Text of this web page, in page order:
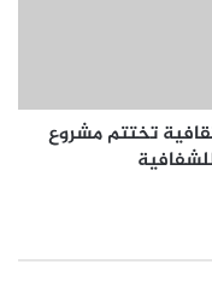
تختتم مشروع